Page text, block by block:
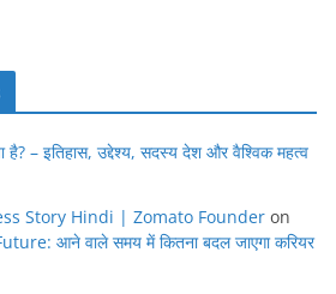
है? – इतिहास, उद्देश्य, सदस्य देश और वैश्विक महत्व
Story Hindi | Zomato Founder on
आने वाले समय में कितना बदल जाएगा करियर